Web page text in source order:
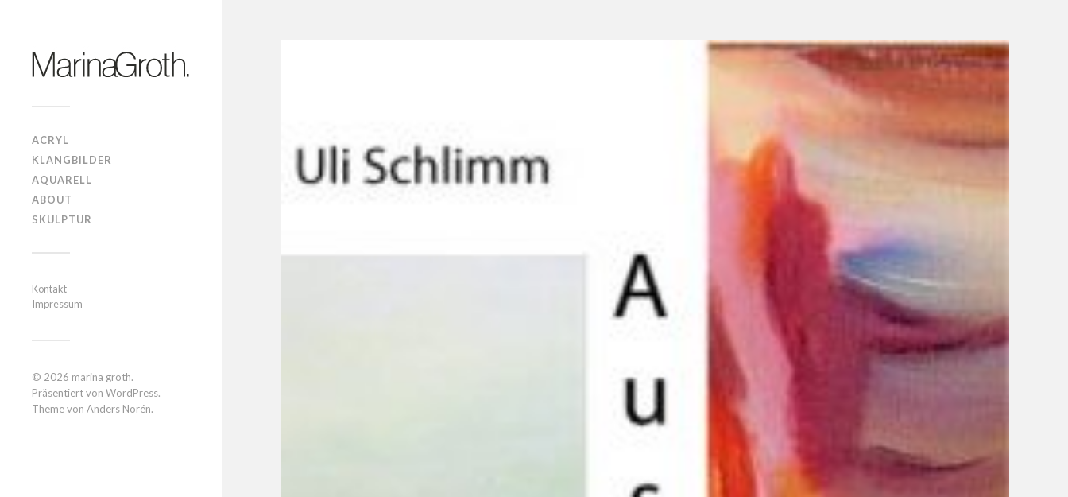
ACRYL
KLANGBILDER
AQUARELL
ABOUT
SKULPTUR
Kontakt
Impressum
© 2026 marina groth.
Präsentiert von WordPress.
Theme von Anders Norén.